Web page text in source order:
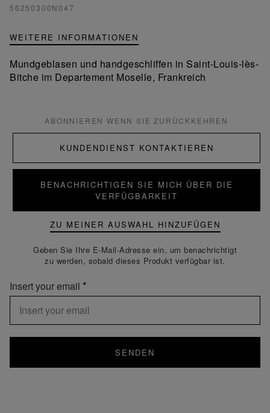
56250300N047
WEITERE INFORMATIONEN
Mundgeblasen und handgeschliffen in Saint-Louis-lès-
Bitche im Departement Moselle, Frankreich
ABONNIEREN WENN SIE ZURÜCKKEHREN
KUNDENDIENST KONTAKTIEREN
BENACHRICHTIGEN SIE MICH ÜBER DIE
VERFÜGBARKEIT
ZU MEINER AUSWAHL HINZUFÜGEN
Geben Sie Ihre E-Mail-Adresse ein, um benachrichtigt
zu werden, sobald dieses Produkt verfügbar ist.
Insert your email
SENDEN